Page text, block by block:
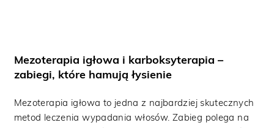
Mezoterapia igłowa i karboksyterapia –
zabiegi, które hamują łysienie
Mezoterapia igłowa to jedna z najbardziej skutecznych
metod leczenia wypadania włosów. Zabieg polega na